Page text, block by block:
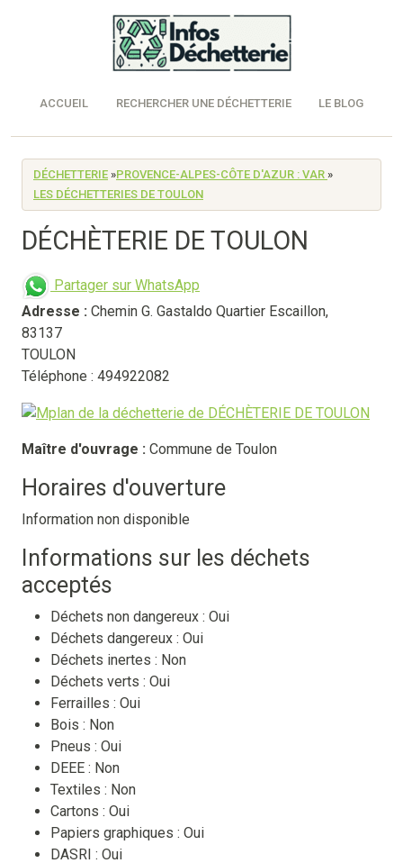
ACCUEIL RECHERCHER UNE DÉCHETTERIE LE BLOG
DÉCHETTERIE »PROVENCE-ALPES-CÔTE D'AZUR : VAR »
LES DÉCHETTERIES DE TOULON
DÉCHÈTERIE DE TOULON
Partager sur WhatsApp
Adresse : Chemin G. Gastaldo Quartier Escaillon,
83137
TOULON
Téléphone : 494922082
Maître d'ouvrage : Commune de Toulon
Horaires d'ouverture
Information non disponible
Informations sur les déchets
acceptés
Déchets non dangereux : Oui
Déchets dangereux : Oui
Déchets inertes : Non
Déchets verts : Oui
Ferrailles : Oui
Bois : Non
Pneus : Oui
DEEE : Non
Textiles : Non
Cartons : Oui
Papiers graphiques : Oui
DASRI : Oui